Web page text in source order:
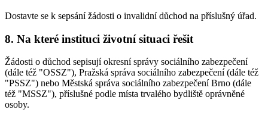
Dostavte se k sepsání žádosti o invalidní důchod na příslušný úřad.
8. Na které instituci životní situaci řešit
Žádosti o důchod sepisují okresní správy sociálního zabezpečení
(dále též "OSSZ"), Pražská správa sociálního zabezpečení (dále též
"PSSZ") nebo Městská správa sociálního zabezpečení Brno (dále
též "MSSZ"), příslušné podle místa trvalého bydliště oprávněné
osoby.